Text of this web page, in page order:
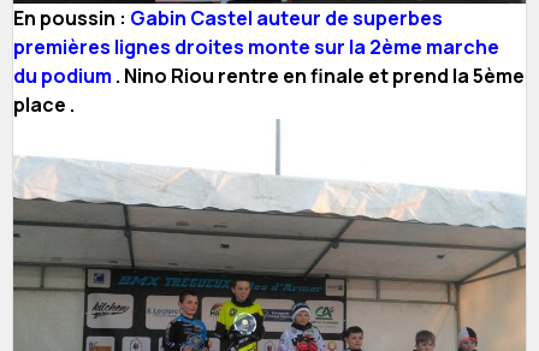
En poussin : Gabin Castel auteur de superbes
premières lignes droites monte sur la 2ème marche
du podium . Nino Riou rentre en finale et prend la 5ème
place .